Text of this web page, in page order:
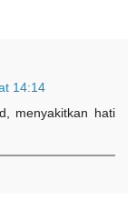
14:14
menyakitkan hati